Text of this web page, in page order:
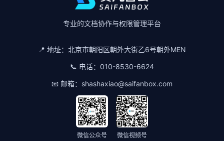
专业的文档协作与权限管理平台
📍 地址： 北京市朝阳区朝外大街乙6号朝外MEN
📞 电话： 010-8530-6624
📧 邮箱： shashaxiao@saifanbox.com
微信公众号 微信视频号